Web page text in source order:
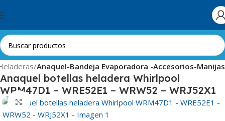
Skip to navigation
Anaquel-Bandeja Evaporadora -Accesorios-Manijas
Anaquel botellas heladera Whirlpool
WRM47D1 – WRE52E1 – WRW52 – WRJ52X1
Clic para ampliar